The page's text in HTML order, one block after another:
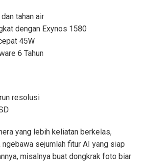
tahan air
dengan Exynos 1580
45W
6 Tahun
resolusi
yang lebih keliatan berkelas,
ngebawa sejumlah fitur AI yang siap
misalnya buat dongkrak foto biar